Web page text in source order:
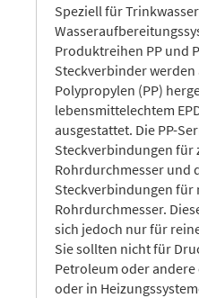
Speziell für
Produktreihen PP und
Steckverbinder werden
Polypropylen (PP)
lebensmittelechtem
ausgestattet. Die PP-
Steckverbindungen für
Rohrdurchmesser und
Steckverbindungen für
Rohrdurchmesser.
sich jedoch nur für
Sie sollten nicht für
Petroleum oder
oder in